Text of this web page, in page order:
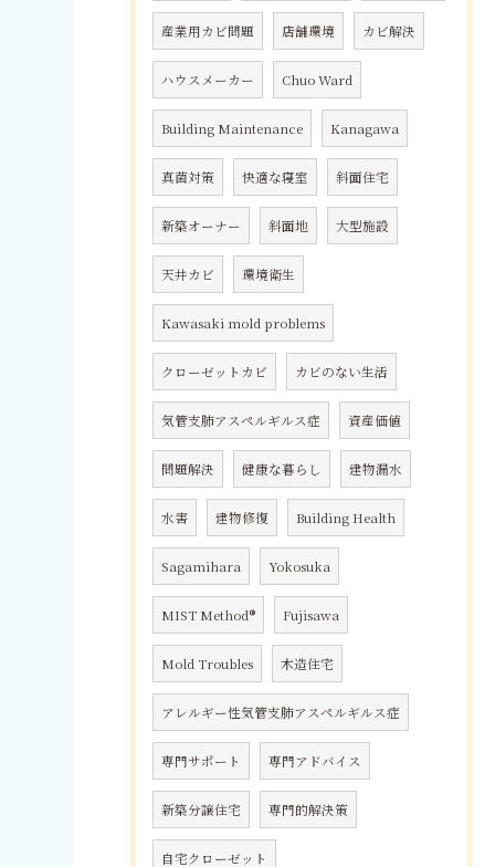
産業用カビ問題 店舗環境 カビ解決
ハウスメーカー Chuo Ward
Building Maintenance Kanagawa
真菌対策 快適な寝室 斜面住宅
新築オーナー 斜面地 大型施設
天井カビ 環境衛生
Kawasaki mold problems
クローゼットカビ カビのない生活
気管支肺アスペルギルス症 資産価値
問題解決 健康な暮らし 建物漏水
水害 建物修復 Building Health
Sagamihara Yokosuka
MIST Method® Fujisawa
Mold Troubles 木造住宅
アレルギー性気管支肺アスペルギルス症
専門サポート 専門アドバイス
新築分譲住宅 専門的解決策
自宅クローゼット